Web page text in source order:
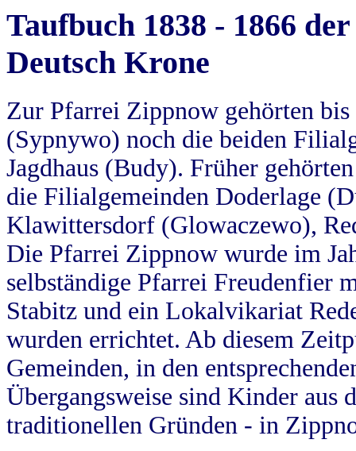
Taufbuch 1838 - 1866
Deutsch Krone
Zur Pfarrei Zippnow gehörten
(Sypnywo) noch die beiden
Jagdhaus (Budy). Früher
die Filialgemeinden Doderlage
Klawittersdorf (Glowaczewo),
Die Pfarrei Zippnow wurde im
selbständige Pfarrei Freudenfier
Stabitz und ein Lokalvikariat
wurden errichtet. Ab diesem
Gemeinden, in den
Übergangsweise sind Kinder aus
traditionellen Gründen - in